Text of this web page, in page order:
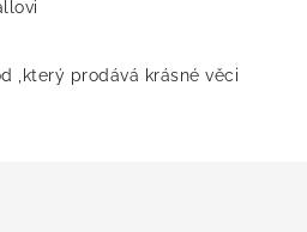
,který prodává krásné věci